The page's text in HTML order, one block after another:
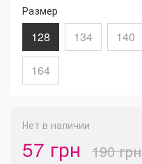
Размер
128 134 140
164
Нет в наличии
57 грн 190 грн